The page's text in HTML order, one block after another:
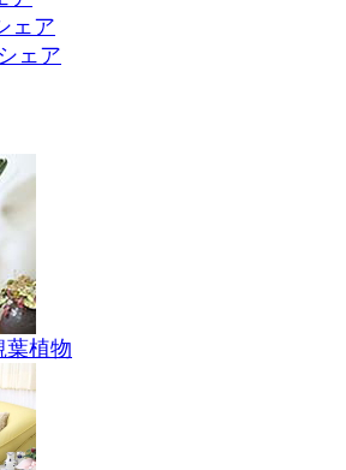
ェア
ェア
葉植物